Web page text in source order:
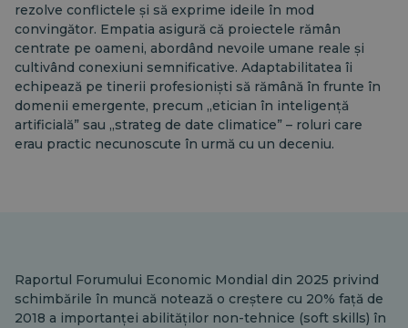
rezolve conflictele și să exprime ideile în mod
convingător. Empatia asigură că proiectele rămân
centrate pe oameni, abordând nevoile umane reale și
cultivând conexiuni semnificative. Adaptabilitatea îi
echipează pe tinerii profesioniști să rămână în frunte în
domenii emergente, precum „etician în inteligență
artificială” sau „strateg de date climatice” – roluri care
erau practic necunoscute în urmă cu un deceniu.
Raportul Forumului Economic Mondial din 2025 privind
schimbările în muncă notează o creștere cu 20% față de
2018 a importanței abilităților non-tehnice (soft skills) în